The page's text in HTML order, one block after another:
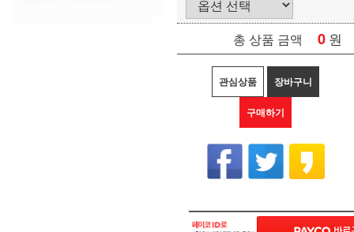
총 상품 금액 0 원
관심상품 장바구니
구매하기